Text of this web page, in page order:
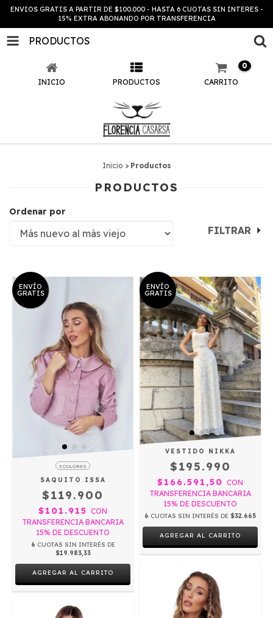
ENVIOS GRATIS A PARTIR DE $100.000 - HASTA 6 CUOTAS SIN INTERES -
15% EXTRA ABONANDO POR TRANSFERENCIA
PRODUCTOS
INICIO PRODUCTOS CARRITO
0
Inicio > Productos
PRODUCTOS
Ordenar por
FILTRAR
ENVÍO
GRATIS
3 COLORES
SAQUITO ISSA
$119.900
$101.915 CON
TRANSFERENCIA BANCARIA
15% DE DESCUENTO
6 CUOTAS SIN INTERÉS DE
$19.983,33
AGREGAR AL CARRITO
ENVÍO
GRATIS
VESTIDO NIKKA
$195.990
$166.591,50 CON
TRANSFERENCIA BANCARIA
15% DE DESCUENTO
6 CUOTAS SIN INTERÉS DE $32.665
AGREGAR AL CARRITO